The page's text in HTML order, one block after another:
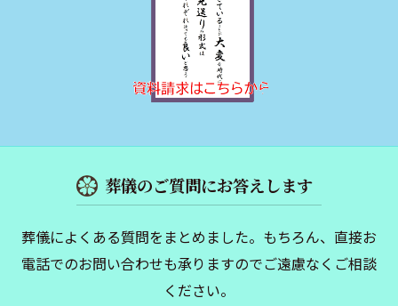
葬儀のご質問にお答えします
葬儀によくある質問をまとめました。もちろん、直接お
電話でのお問い合わせも承りますのでご遠慮なくご相談
ください。